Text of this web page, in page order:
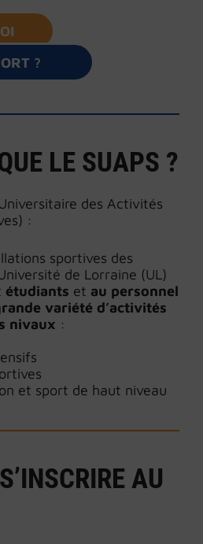
?
LE SUAPS ?
des Activités
:
sportives des
de Lorraine (UL)
étudiants et au personnel
variété d’activités
nivaux :
et sport de haut niveau
AU